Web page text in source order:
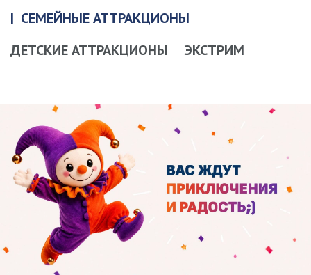
СЕМЕЙНЫЕ АТТРАКЦИОНЫ
ДЕТСКИЕ АТТРАКЦИОНЫ
ЭКСТРИМ